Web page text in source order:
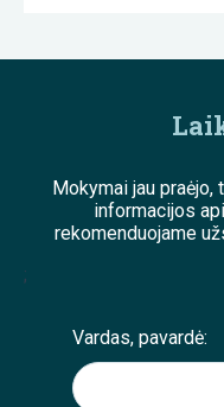
Mokymai jau
informacijos
rekomenduojame
;
Vardas, pavardė: